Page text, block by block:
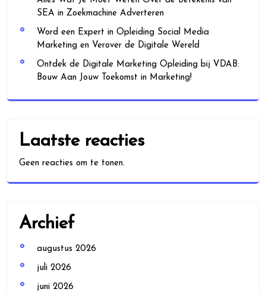
SEA in Zoekmachine Adverteren
Word een Expert in Opleiding Social Media
Marketing en Verover de Digitale Wereld
Ontdek de Digitale Marketing Opleiding bij VDAB:
Bouw Aan Jouw Toekomst in Marketing!
Laatste reacties
Geen reacties om te tonen.
Archief
augustus 2026
juli 2026
juni 2026